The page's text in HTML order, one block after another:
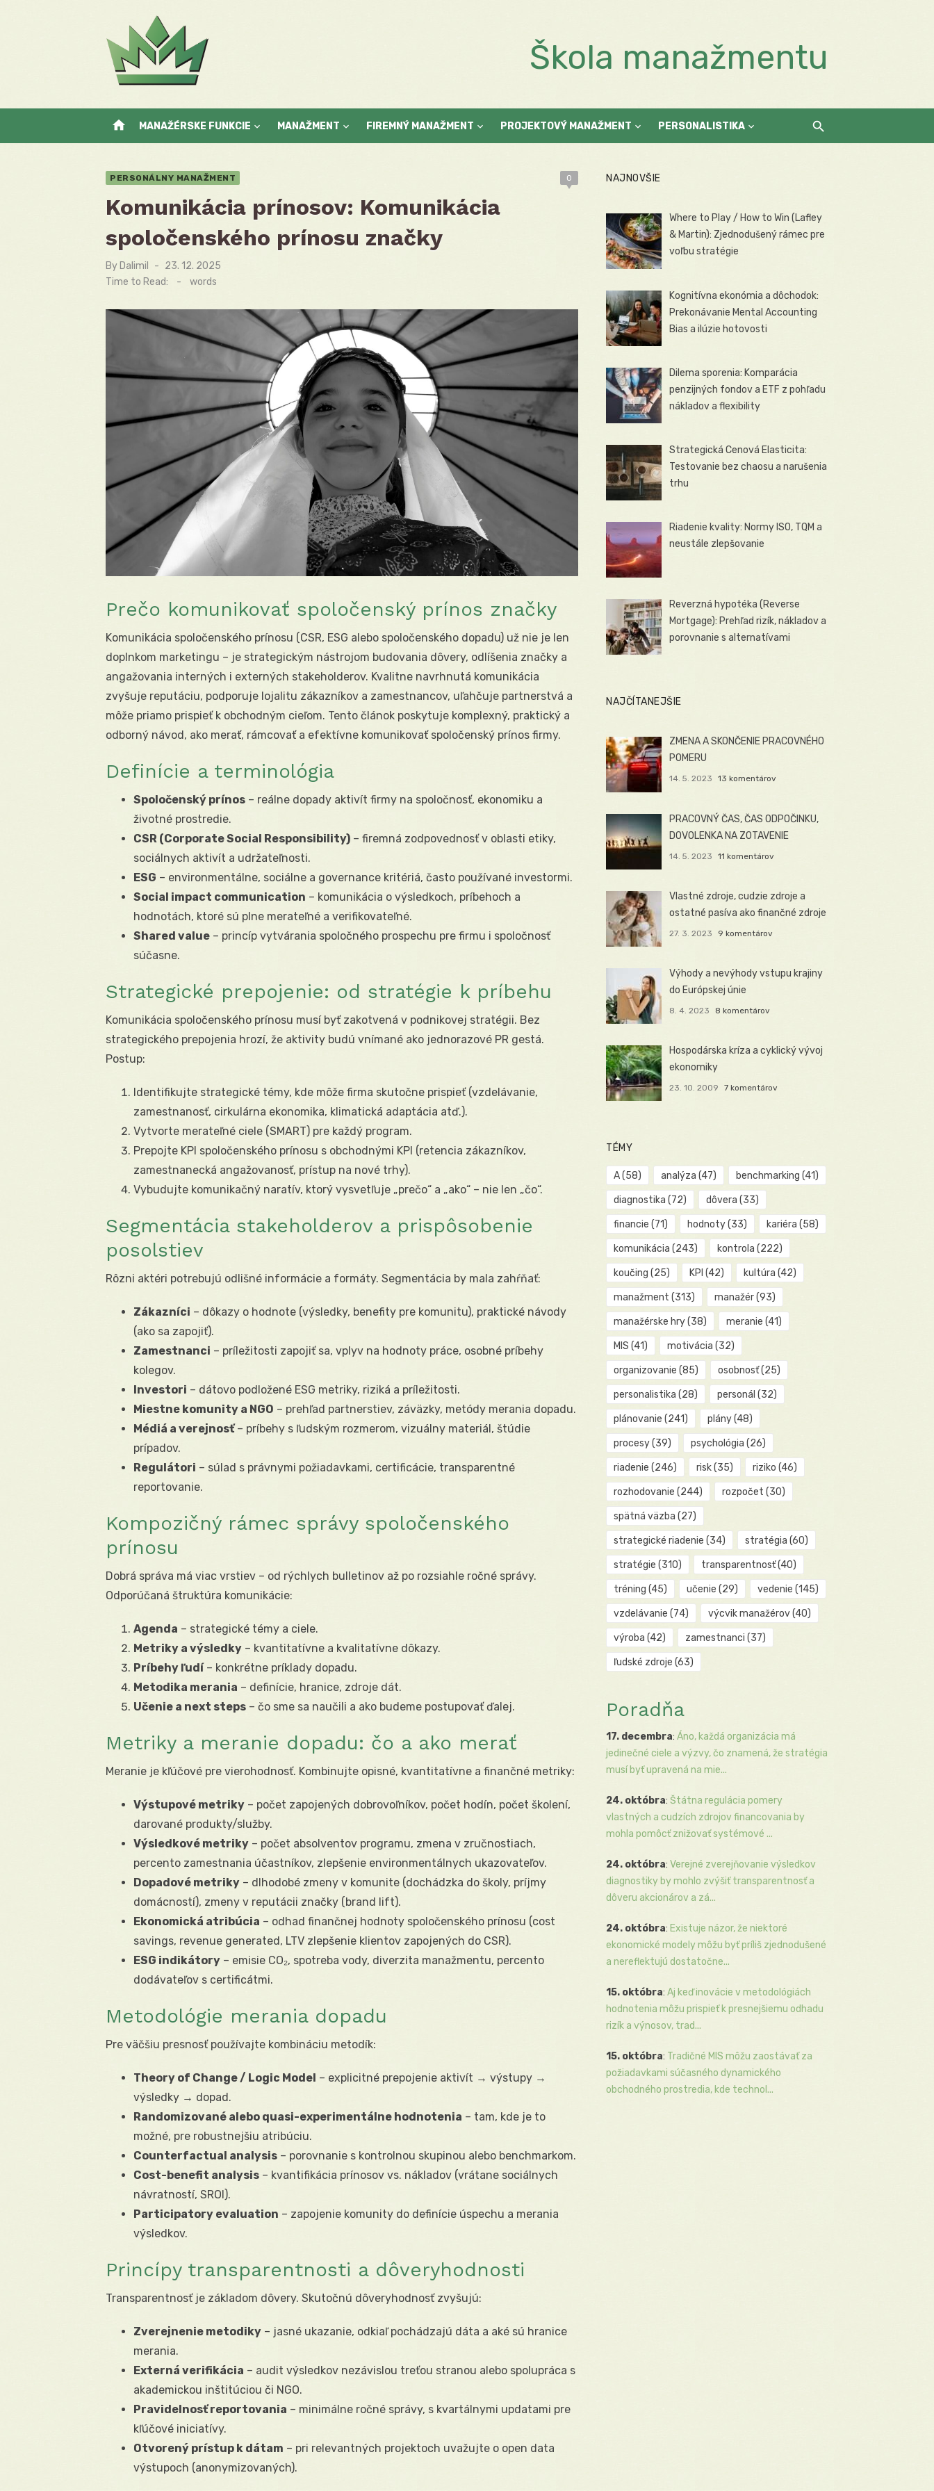
Škola manažmentu
home MANAŽÉRSKE FUNKCIE MANAŽMENT FIREMNÝ MANAŽMENT PROJEKTOVÝ MANAŽMENT PERSONALISTIKA
PERSONÁLNY MANAŽMENT 0
Komunikácia prínosov: Komunikácia
spoločenského prínosu značky
By Dalimil
Posted
on
23. 12. 2025
Time to Read:
- words
Prečo komunikovať spoločenský prínos značky
Komunikácia spoločenského prínosu (CSR, ESG alebo spoločenského dopadu) už nie je len
doplnkom marketingu – je strategickým nástrojom budovania dôvery, odlíšenia značky a
angažovania interných i externých stakeholderov. Kvalitne navrhnutá komunikácia
zvyšuje reputáciu, podporuje lojalitu zákazníkov a zamestnancov, uľahčuje partnerstvá a
môže priamo prispieť k obchodným cieľom. Tento článok poskytuje komplexný, praktický a
odborný návod, ako merať, rámcovať a efektívne komunikovať spoločenský prínos firmy.
Definície a terminológia
Spoločenský prínos – reálne dopady aktivít firmy na spoločnosť, ekonomiku a
životné prostredie.
CSR (Corporate Social Responsibility) – firemná zodpovednosť v oblasti etiky,
sociálnych aktivít a udržateľnosti.
ESG – environmentálne, sociálne a governance kritériá, často používané investormi.
Social impact communication – komunikácia o výsledkoch, príbehoch a
hodnotách, ktoré sú plne merateľné a verifikovateľné.
Shared value – princíp vytvárania spoločného prospechu pre firmu i spoločnosť
súčasne.
Strategické prepojenie: od stratégie k príbehu
Komunikácia spoločenského prínosu musí byť zakotvená v podnikovej stratégii. Bez
strategického prepojenia hrozí, že aktivity budú vnímané ako jednorazové PR gestá.
Postup:
Identifikujte strategické témy, kde môže firma skutočne prispieť (vzdelávanie,
zamestnanosť, cirkulárna ekonomika, klimatická adaptácia atď.).
Vytvorte merateľné ciele (SMART) pre každý program.
Prepojte KPI spoločenského prínosu s obchodnými KPI (retencia zákazníkov,
zamestnanecká angažovanosť, prístup na nové trhy).
Vybudujte komunikačný naratív, ktorý vysvetľuje „prečo“ a „ako“ – nie len „čo“.
Segmentácia stakeholderov a prispôsobenie
posolstiev
Rôzni aktéri potrebujú odlišné informácie a formáty. Segmentácia by mala zahŕňať:
Zákazníci – dôkazy o hodnote (výsledky, benefity pre komunitu), praktické návody
(ako sa zapojiť).
Zamestnanci – príležitosti zapojiť sa, vplyv na hodnoty práce, osobné príbehy
kolegov.
Investori – dátovo podložené ESG metriky, riziká a príležitosti.
Miestne komunity a NGO – prehľad partnerstiev, záväzky, metódy merania dopadu.
Médiá a verejnosť– príbehy s ľudským rozmerom, vizuálny materiál, štúdie
prípadov.
Regulátori – súlad s právnymi požiadavkami, certificácie, transparentné
reportovanie.
Kompozičný rámec správy spoločenského
prínosu
Dobrá správa má viac vrstiev – od rýchlych bulletinov až po rozsiahle ročné správy.
Odporúčaná štruktúra komunikácie:
Agenda – strategické témy a ciele.
Metriky a výsledky – kvantitatívne a kvalitatívne dôkazy.
Príbehy ľudí– konkrétne príklady dopadu.
Metodika merania – definície, hranice, zdroje dát.
Učenie a next steps – čo sme sa naučili a ako budeme postupovať ďalej.
Metriky a meranie dopadu: čo a ako merať
Meranie je kľúčové pre vierohodnosť. Kombinujte opisné, kvantitatívne a finančné metriky:
Výstupové metriky – počet zapojených dobrovoľníkov, počet hodín, počet školení,
darované produkty/služby.
Výsledkové metriky – počet absolventov programu, zmena v zručnostiach,
percento zamestnania účastníkov, zlepšenie environmentálnych ukazovateľov.
Dopadové metriky – dlhodobé zmeny v komunite (dochádzka do školy, príjmy
domácností), zmeny v reputácii značky (brand lift).
Ekonomická atribúcia – odhad finančnej hodnoty spoločenského prínosu (cost
savings, revenue generated, LTV zlepšenie klientov zapojených do CSR).
ESG indikátory – emisie CO₂, spotreba vody, diverzita manažmentu, percento
dodávateľov s certificátmi.
Metodológie merania dopadu
Pre väčšiu presnosť používajte kombináciu metodík:
Theory of Change / Logic Model – explicitné prepojenie aktivít → výstupy →
výsledky → dopad.
Randomizované alebo quasi-experimentálne hodnotenia – tam, kde je to
možné, pre robustnejšiu atribúciu.
Counterfactual analysis – porovnanie s kontrolnou skupinou alebo benchmarkom.
Cost-benefit analysis – kvantifikácia prínosov vs. nákladov (vrátane sociálnych
návratností, SROI).
Participatory evaluation – zapojenie komunity do definície úspechu a merania
výsledkov.
Princípy transparentnosti a dôveryhodnosti
Transparentnosť je základom dôvery. Skutočnú dôveryhodnosť zvyšujú:
Zverejnenie metodiky – jasné ukazanie, odkiaľ pochádzajú dáta a aké sú hranice
merania.
Externá verifikácia – audit výsledkov nezávislou treťou stranou alebo spolupráca s
akademickou inštitúciou či NGO.
Pravidelnosť reportovania – minimálne ročné správy, s kvartálnymi updatami pre
kľúčové iniciatívy.
Otvorený prístup k dátam – pri relevantných projektoch uvažujte o open data
výstupoch (anonymizovaných).
NAJNOVŠIE
Where to Play / How to Win (Lafley
& Martin): Zjednodušený rámec pre
voľbu stratégie
Kognitívna ekonómia a dôchodok:
Prekonávanie Mental Accounting
Bias a ilúzie hotovosti
Dilema sporenia: Komparácia
penzijných fondov a ETF z pohľadu
nákladov a flexibility
Strategická Cenová Elasticita:
Testovanie bez chaosu a narušenia
trhu
Riadenie kvality: Normy ISO, TQM a
neustále zlepšovanie
Reverzná hypotéka (Reverse
Mortgage): Prehľad rizík, nákladov a
porovnanie s alternatívami
NAJČÍTANEJŠIE
ZMENA A SKONČENIE PRACOVNÉHO
POMERU
14. 5. 2023 13 komentárov
PRACOVNÝ ČAS, ČAS ODPOČINKU,
DOVOLENKA NA ZOTAVENIE
14. 5. 2023 11 komentárov
Vlastné zdroje, cudzie zdroje a
ostatné pasíva ako finančné zdroje
27. 3. 2023 9 komentárov
Výhody a nevýhody vstupu krajiny
do Európskej únie
8. 4. 2023 8 komentárov
Hospodárska kríza a cyklický vývoj
ekonomiky
23. 10. 2009 7 komentárov
TÉMY
A(58) analýza (47) benchmarking (41)
diagnostika (72) dôvera (33)
financie (71) hodnoty(33) kariéra (58)
komunikácia (243) kontrola (222)
koučing (25) KPI (42) kultúra (42)
manažment (313) manažér(93)
manažérske hry(38) meranie (41)
MIS (41) motivácia (32)
organizovanie (85) osobnosť(25)
personalistika (28) personál (32)
plánovanie (241) plány(48)
procesy(39) psychológia (26)
riadenie (246) risk(35) riziko (46)
rozhodovanie (244) rozpočet (30)
spätná väzba (27)
strategické riadenie (34) stratégia (60)
stratégie (310) transparentnosť(40)
tréning (45) učenie (29) vedenie (145)
vzdelávanie (74) výcvik manažérov(40)
výroba (42) zamestnanci (37)
ľudské zdroje (63)
Poradňa
17. decembra: Áno, každá organizácia má
jedinečné ciele a výzvy, čo znamená, že stratégia
musí byť upravená na mie...
24. októbra: Štátna regulácia pomery
vlastných a cudzích zdrojov financovania by
mohla pomôcť znižovať systémové ...
24. októbra: Verejné zverejňovanie výsledkov
diagnostiky by mohlo zvýšiť transparentnosť a
dôveru akcionárov a zá...
24. októbra: Existuje názor, že niektoré
ekonomické modely môžu byť príliš zjednodušené
a nereflektujú dostatočne...
15. októbra: Aj keď inovácie v metodológiách
hodnotenia môžu prispieť k presnejšiemu odhadu
rizík a výnosov, trad...
15. októbra: Tradičné MIS môžu zaostávať za
požiadavkami súčasného dynamického
obchodného prostredia, kde technol...